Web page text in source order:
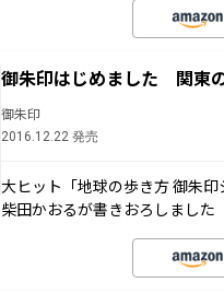
御朱印はじめました 関東
御朱印
2016.12.22 発売
大ヒット「地球の歩き方 御朱
柴田かおるが書きおろしました